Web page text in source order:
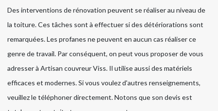
Des interventions de rénovation peuvent se réaliser au niveau de
la toiture. Ces tâches sont à effectuer si des détériorations sont
remarquées. Les profanes ne peuvent en aucun cas réaliser ce
genre de travail. Par conséquent, on peut vous proposer de vous
adresser à Artisan couvreur Viss. Il utilise aussi des matériels
efficaces et modernes. Si vous voulez d'autres renseignements,
veuillez le téléphoner directement. Notons que son devis est